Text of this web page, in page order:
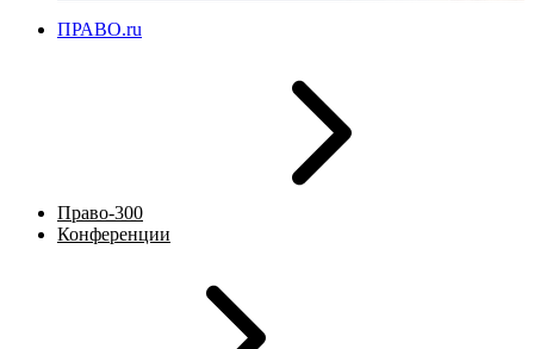
ПРАВО.ru
Право-300
Конференции